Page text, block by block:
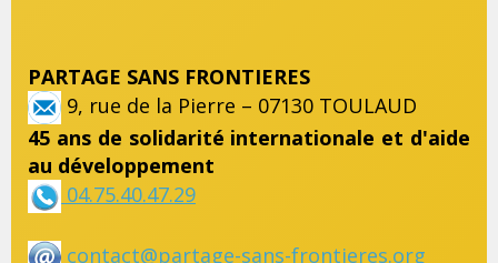
PARTAGE SANS FRONTIERES
9, rue de la Pierre – 07130 TOULAUD
45 ans de solidarité internationale et d'aide
au développement
04.75.40.47.29
contact@partage-sans-frontieres.org